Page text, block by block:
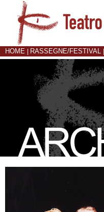
HOME RASSEGNE/FESTIVAL